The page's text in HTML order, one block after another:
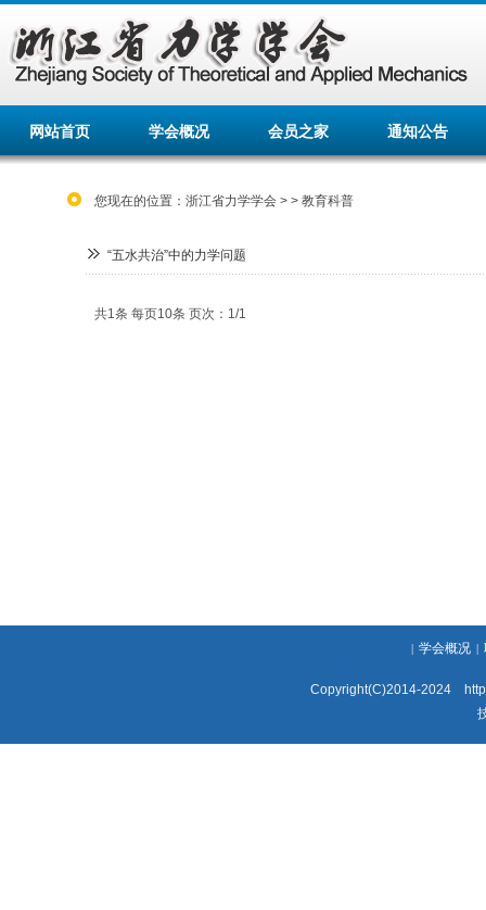
网站首页 学会概况 会员之家 通知公告
“五水共治”中的力学问题
共1条 每页10条 页次：1/1
您现在的位置： 浙江省力学学会 > > 教育科普
| 学会概况 |
Copyright(C)2014-2024